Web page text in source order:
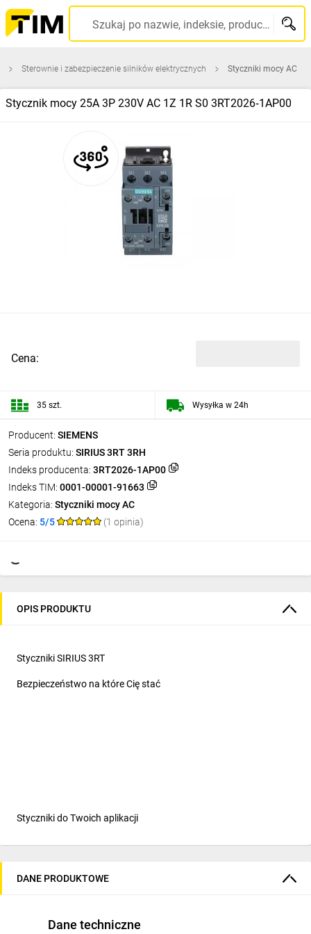
Szukaj po nazwie, indeksie, producencie, kodzie kreskowym...
Sterownie i zabezpieczenie silników elektrycznych Styczniki mocy AC
Stycznik mocy 25A 3P 230V AC 1Z 1R S0 3RT2026‑1AP00
Producent: SIEMENS
Seria produktu: SIRIUS 3RT 3RH
Indeks producenta: 3RT2026-1AP00
Indeks TIM: 0001-00001-91663
Kategoria: Styczniki mocy AC
Ocena: 5/5 (1 opinia)
Cena:
35 szt. Wysyłka w 24h
OPIS PRODUKTU
Styczniki SIRIUS 3RT
Bezpieczeństwo na które Cię stać
Styczniki do Twoich aplikacji
silników... i nie tylko
załączania silników (AC-3/AC-3e), styczniki trój- i czteropolowe
DANE PRODUKTOWE
Dane techniczne